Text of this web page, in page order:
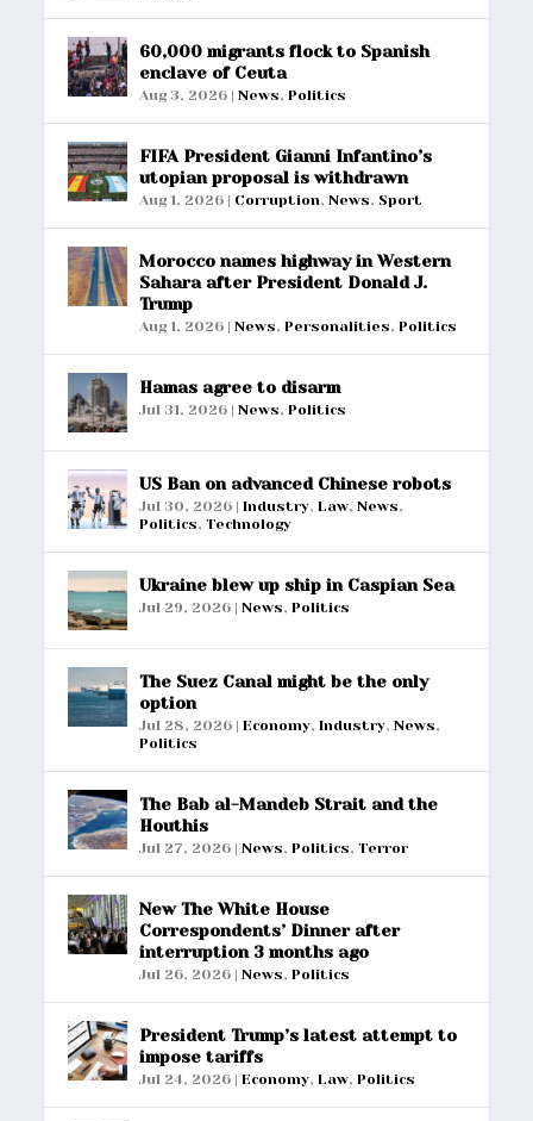
60,000 migrants flock to Spanish
enclave of Ceuta
Aug 3, 2026 |News,Politics
FIFA President Gianni Infantino’s
utopian proposal is withdrawn
Aug 1, 2026 | Corruption,News, Sport
Morocco names highway in Western
Sahara after President Donald J.
Trump
Aug 1, 2026 |News,Personalities,Politics
Hamas agree to disarm
Jul 31, 2026 |News,Politics
US Ban on advanced Chinese robots
Jul 30, 2026 |Industry,Law,News,
Politics,Technology
Ukraine blew up ship in Caspian Sea
Jul 29, 2026 |News,Politics
The Suez Canal might be the only
option
Jul 28, 2026 |Economy,Industry,News,
Politics
The Bab al-Mandeb Strait and the
Houthis
Jul 27, 2026 |News,Politics,Terror
New The White House
Correspondents’ Dinner after
interruption 3 months ago
Jul 26, 2026 |News,Politics
President Trump’s latest attempt to
impose tariffs
Jul 24, 2026 |Economy,Law,Politics